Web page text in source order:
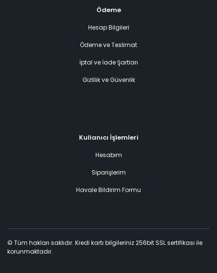
Ödeme
Hesap Bilgileri
Ödeme ve Teslimat
İptal ve İade Şartları
Gizlilik ve Güvenlik
Kullanıcı İşlemleri
Hesabım
Siparişlerim
Havale Bildirim Formu
© Tüm hakları saklıdır. Kredi kartı bilgileriniz 256bit SSL sertifikası ile
korunmaktadır.